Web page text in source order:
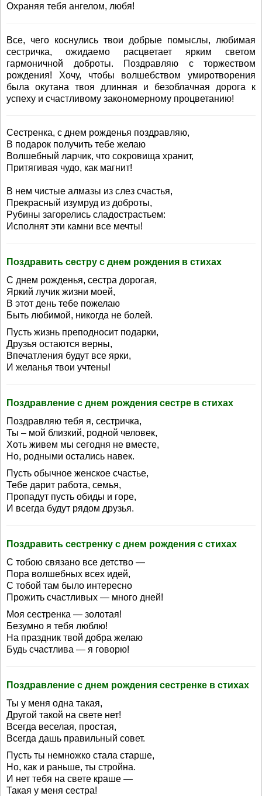
Охраняя тебя ангелом, любя!
Все, чего коснулись твои добрые помыслы, любимая
сестричка, ожидаемо расцветает ярким светом
гармоничной доброты. Поздравляю с торжеством
рождения! Хочу, чтобы волшебством умиротворения
была окутана твоя длинная и безоблачная дорога к
успеху и счастливому закономерному процветанию!
Сестренка, с днем рожденья поздравляю,
В подарок получить тебе желаю
Волшебный ларчик, что сокровища хранит,
Притягивая чудо, как магнит!
В нем чистые алмазы из слез счастья,
Прекрасный изумруд из доброты,
Рубины загорелись сладострастьем:
Исполнят эти камни все мечты!
Поздравить сестру с днем рождения в стихах
С днем рожденья, сестра дорогая,
Яркий лучик жизни моей,
В этот день тебе пожелаю
Быть любимой, никогда не болей.
Пусть жизнь преподносит подарки,
Друзья остаются верны,
Впечатления будут все ярки,
И желанья твои учтены!
Поздравление с днем рождения сестре в стихах
Поздравляю тебя я, сестричка,
Ты – мой близкий, родной человек,
Хоть живем мы сегодня не вместе,
Но, родными остались навек.
Пусть обычное женское счастье,
Тебе дарит работа, семья,
Пропадут пусть обиды и горе,
И всегда будут рядом друзья.
Поздравить сестренку с днем рождения с стихах
С тобою связано все детство —
Пора волшебных всех идей,
С тобой там было интересно
Прожить счастливых — много дней!
Моя сестренка — золотая!
Безумно я тебя люблю!
На праздник твой добра желаю
Будь счастлива — я говорю!
Поздравление с днем рождения сестренке в стихах
Ты у меня одна такая,
Другой такой на свете нет!
Всегда веселая, простая,
Всегда дашь правильный совет.
Пусть ты немножко стала старше,
Но, как и раньше, ты стройна.
И нет тебя на свете краше —
Такая у меня сестра!